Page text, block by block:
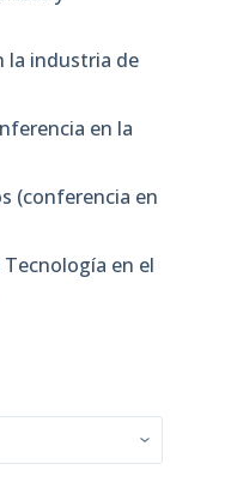
la industria de
en la
(conferencia en
Tecnología en el